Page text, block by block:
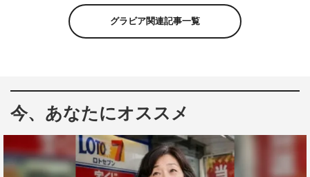
人が映画化した本作。主人公で14歳の少女・大石つばめを
演じるのは、本作が映画初主演となる清原。藤井監督とは
「デイアンドナイト」に続くタッグとなる。加えて、桃井
掴む、シンガーソングライター・Coccoの書き下ろし楽曲
「今とあの頃の僕ら」。清原が伸びやかな歌声で、ヒロイ
グラビア関連記事一覧
今、あなたにオススメ